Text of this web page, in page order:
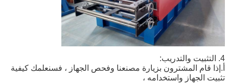
4. التثبيت والتدريب:
أ.إذا قام المشترون بزيارة مصنعنا وفحص الجهاز ، فسنعلمك كيفية
تثبيت الجهاز واستخدامه ،